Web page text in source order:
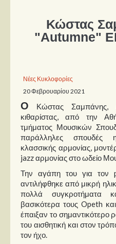
Θέατρο
Παρουσιάσεις
Δίσκοι
Σειρές
Ταινίες
Βιβλία
Video News
Καλλιτέχνες
Μουσικοί
Διάφοροι
Εκτός Συνόρων
Κώστας
"Autumne"
Νέες Κυκλοφορίες
20 Φεβρουαρίου 2021
Ο Κώστας Σαμπάνης,
κιθαρίστας, από την
τμήματος Μουσικών
παράλληλες σπουδές
κλασσικής αρμονίας,
jazz αρμονίας στο ωδείο
Την αγάπη του για τον
αντιλήφθηκε από μικρή
πολλά συγκροτήματα
βασικότερα τους Opeth
έπαιξαν το σημαντικότερο
του αισθητική και στον
τον ήχο.